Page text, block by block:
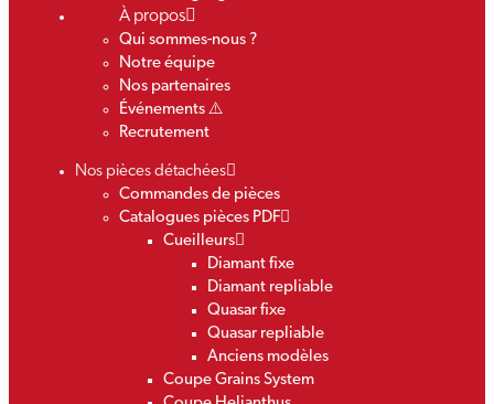
À propos
Qui sommes-nous ?
Notre équipe
Nos partenaires
Événements ⚠️
Recrutement
Nos pièces détachées
Commandes de pièces
Catalogues pièces PDF
Cueilleurs
Diamant fixe
Diamant repliable
Quasar fixe
Quasar repliable
Anciens modèles
Coupe Grains System